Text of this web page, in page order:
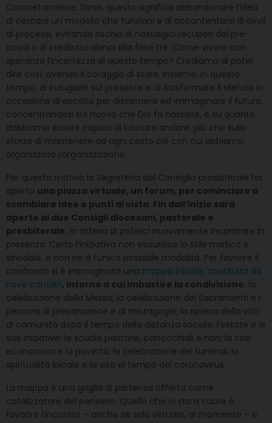
Concretamente, forse, questo significa abbandonare l’idea
di cercare un modello che funzioni e di accontentarsi di avvii
di processi, evitando rischio di nostalgici recuperi del pre-
covid o di irrealistici slanci alla fase tre. Come vivere con
speranza l’incertezza di questo tempo? Crediamo di poter
dire così: avendo il coraggio di stare, insieme, in questo
tempo; di indugiare sul presente e di trasformare il silenzio in
occasione di ascolto per discernere ed immaginare il futuro,
concentrandosi sul nuovo che Dio fa nascere, e su quanto
dobbiamo essere capaci di lasciare andare, più che sullo
sforzo di mantenere ad ogni costo ciò con cui abbiamo
organizzato l’organizzazione.
Per questo motivo la Segreteria del Consiglio presbiterale ha
aperto una piazza virtuale, un forum, per cominciare a
scambiare idee e punti di vista. Fin dall’inizio sarà
aperto ai due Consigli diocesani, pastorale e
presbiterale, in attesa di poterci nuovamente incontrare in
presenza. Certo l’iniziativa non esaurisce lo stile mistico e
sinodale, e non ne è l’unica possibile modalità. Per favorire il
confronto si è immaginata una mappa iniziale, costituita da
nove cantieri, intorno a cui imbastire la condivisione: la
celebrazione della Messa; la celebrazione dei Sacramenti e i
percorsi di preparazione e di mistagogia; la ripresa della vita
di comunità dopo il tempo della distanza sociale, l’estate e le
sue iniziative; le scuole paritarie, parrocchiali e non; la crisi
economica e la povertà; la celebrazione dei funerali; la
spiritualità laicale e la vita al tempo del coronavirus.
La mappa è una griglia di partenza offerta come
catalizzatore del pensiero. Quello che ci sta a cuore è
favorire l’incontro – anche se solo virtuale, al momento – e